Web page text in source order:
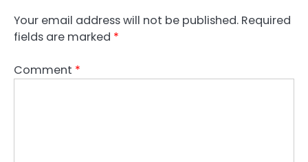
Your email address will not be published. Required
fields are marked *
Comment *